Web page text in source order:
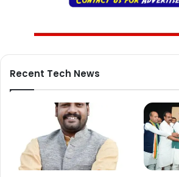
Recent Tech News